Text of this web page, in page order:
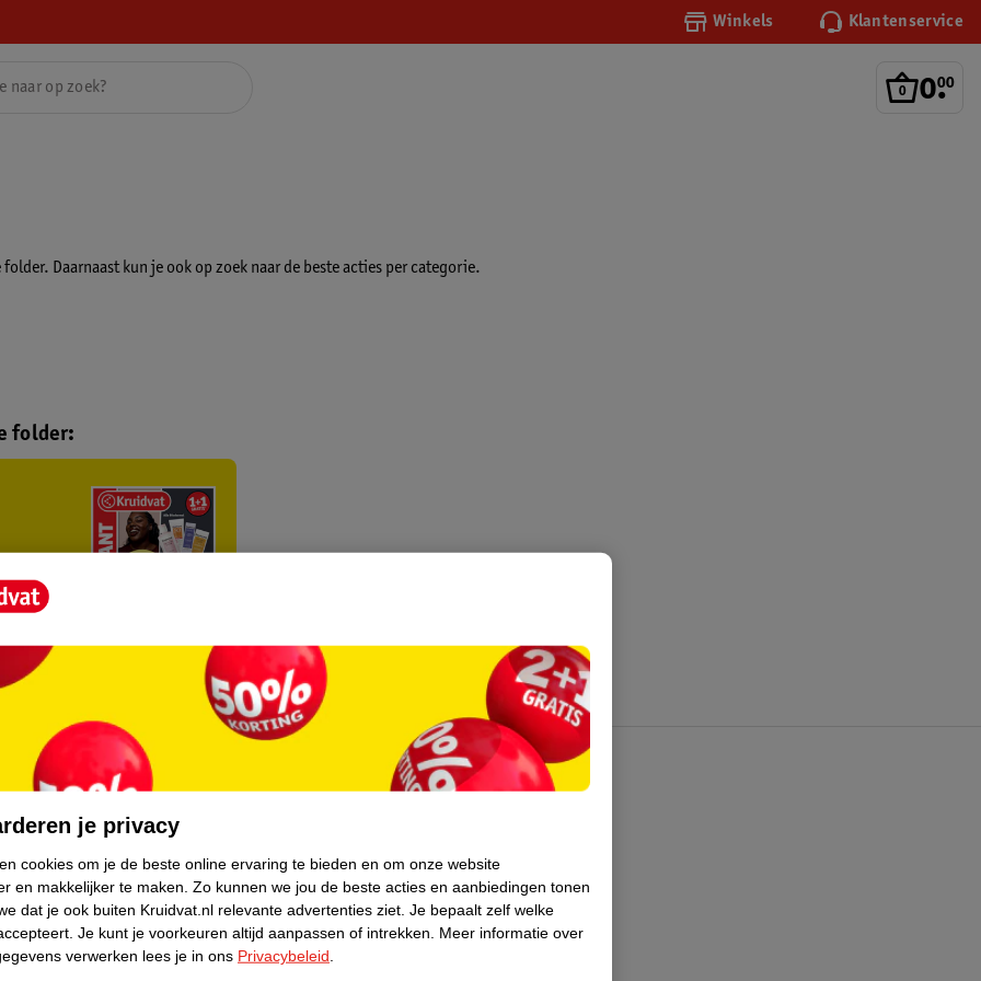
Winkels Klantenservice
0.
00
Daarnaast kun je ook op zoek naar de beste acties per categorie.
folder:
Over Kruidvat
Pers
Winkelformule
Bedrijfsgegevens
je privacy
cookies om je de beste online ervaring te bieden en om onze website
en makkelijker te maken. Zo kunnen we jou de beste acties en aanbiedingen tonen
dat je ook buiten Kruidvat.nl relevante advertenties ziet. Je bepaalt zelf welke
Je kunt je voorkeuren altijd aanpassen of intrekken.
Meer informatie over
verwerken lees je in ons Privacybeleid